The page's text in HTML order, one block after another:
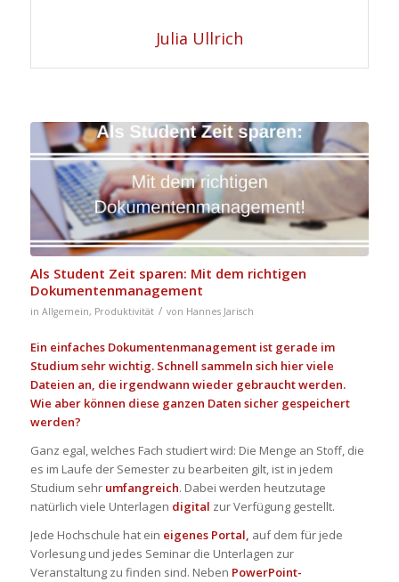
Julia Ullrich
Als Student Zeit sparen: Mit dem richtigen
Dokumentenmanagement
in Allgemein, Produktivität / von Hannes Jarisch
Ein einfaches Dokumentenmanagement ist gerade im
Studium sehr wichtig. Schnell sammeln sich hier viele
Dateien an, die irgendwann wieder gebraucht werden.
Wie aber können diese ganzen Daten sicher gespeichert
werden?
Ganz egal, welches Fach studiert wird: Die Menge an Stoff, die
es im Laufe der Semester zu bearbeiten gilt, ist in jedem
Studium sehr umfangreich. Dabei werden heutzutage
natürlich viele Unterlagen digital zur Verfügung gestellt.
Jede Hochschule hat ein eigenes Portal, auf dem für jede
Vorlesung und jedes Seminar die Unterlagen zur
Veranstaltung zu finden sind. Neben PowerPoint-